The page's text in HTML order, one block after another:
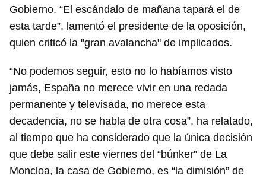
Gobierno. “El escándalo de mañana tapará el de
esta tarde”, lamentó el presidente de la oposición,
quien criticó la "gran avalancha" de implicados.
“No podemos seguir, esto no lo habíamos visto
jamás, España no merece vivir en una redada
permanente y televisada, no merece esta
decadencia, no se habla de otra cosa”, ha relatado,
al tiempo que ha considerado que la única decisión
que debe salir este viernes del “búnker” de La
Moncloa, la casa de Gobierno, es “la dimisión” de